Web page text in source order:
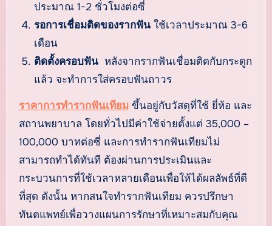
ประมาณ 1-2 ชั่วโมงต่อซี่
รอการเชื่อมติดของรากฟัน ใช้เวลาประมาณ 3-6
เดือน
ติดตั้งครอบฟัน หลังจากรากฟันเชื่อมติดกับกระดูก
แล้ว จะทำการใส่ครอบฟันถาวร
ราคาการทำรากฟันเทียมขึ้นอยู่กับวัสดุที่ใช้ ยี่ห้อ และ
สถานพยาบาล โดยทั่วไปมีค่าใช้จ่ายตั้งแต่ 35,000 –
100,000 บาทต่อซี่ และการทำรากฟันเทียมไม่
สามารถทำได้ทันที ต้องผ่านการประเมินและ
กระบวนการที่ใช้เวลาหลายเดือนเพื่อให้ได้ผลลัพธ์ที่ดี
ที่สุด ดังนั้น หากสนใจทำรากฟันเทียม ควรปรึกษา
ทันตแพทย์เพื่อวางแผนการรักษาที่เหมาะสมกับคุณ